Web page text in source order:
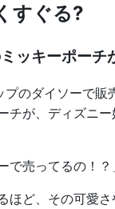
すぐる?
ッキーポーチ
のダイソーで販
チが、ディズニー
で売ってるの！？
ほど、その可愛さ